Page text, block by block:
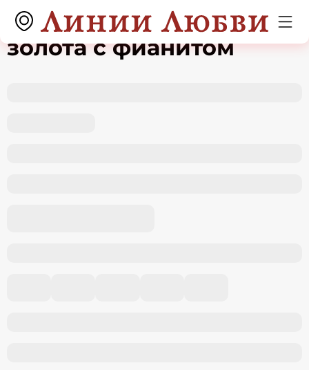
Кольцо из красного
золота с фианитом